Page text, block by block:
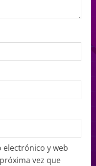
y web
vez que